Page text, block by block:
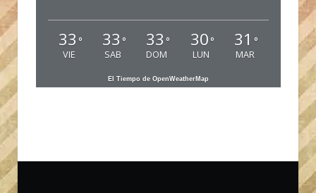
33 °
VIE
33 °
SAB
33 °
DOM
30 °
LUN
31 °
MAR
El Tiempo de OpenWeatherMap